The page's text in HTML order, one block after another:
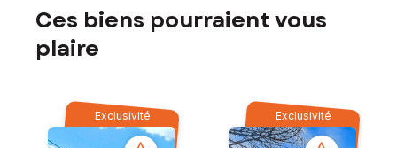
Ces biens pourraient vous
plaire
Exclusivité Exclusivité